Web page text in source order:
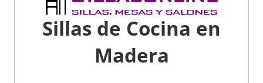
Sillas de Cocina en
Madera